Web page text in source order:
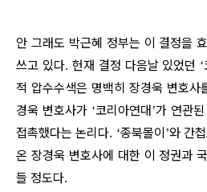
안 그래도 박근혜 정부는 이 결정을
쓰고 있다. 헌재 결정 다음날 있었던 ‘
적 압수수색은 명백히 장경욱 변호사
경욱 변호사가 ‘코리아연대’가 연관
접촉했다는 논리다. ‘종북몰이 ’와 간
온 장경욱 변호사에 대한 이 정권과
들 정도다.